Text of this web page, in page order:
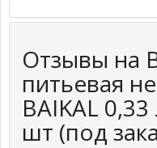
Отзывы на
питьевая
BAIKAL
шт (под